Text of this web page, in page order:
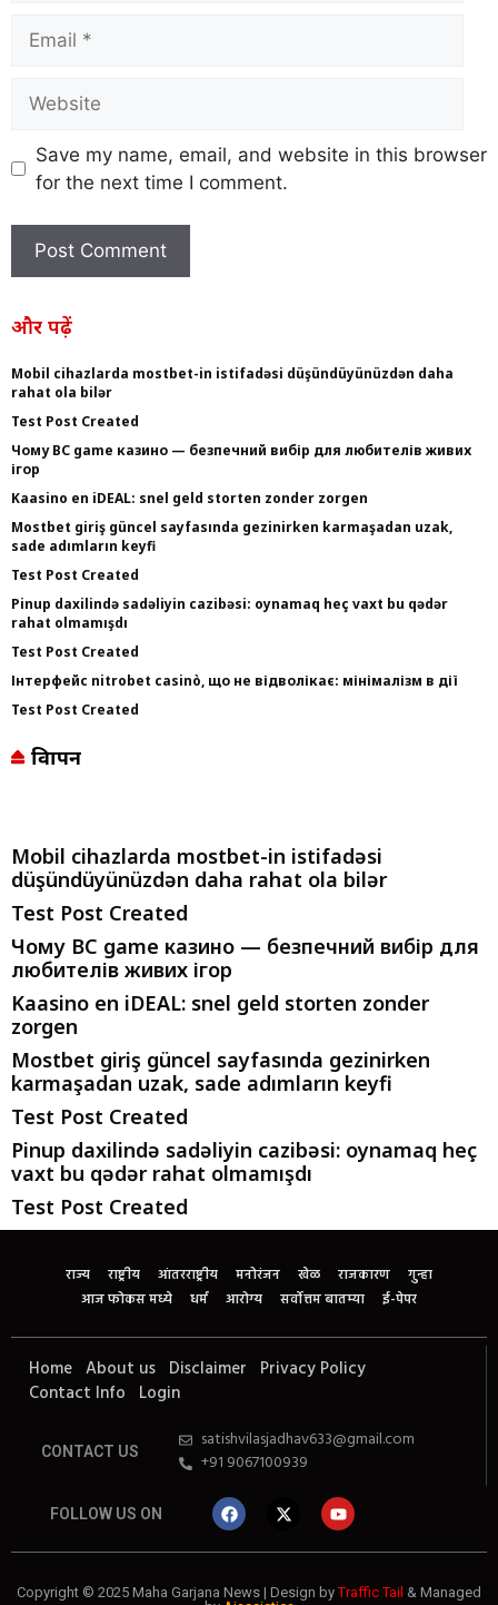
Save my name, email, and website in this browser
for the next time I comment.
और पढ़ें
Mobil cihazlarda mostbet-in istifadəsi düşündüyünüzdən daha
rahat ola bilər
Test Post Created
Чому BC game казино — безпечний вибір для любителів живих
ігор
Kaasino en iDEAL: snel geld storten zonder zorgen
Mostbet giriş güncel sayfasında gezinirken karmaşadan uzak,
sade adımların keyfi
Test Post Created
Pinup daxilində sadəliyin cazibəsi: oynamaq heç vaxt bu qədər
rahat olmamışdı
Test Post Created
Інтерфейс nitrobet casinò, що не відволікає: мінімалізм в дії
Test Post Created
विज्ञापन
Mobil cihazlarda mostbet-in istifadəsi
düşündüyünüzdən daha rahat ola bilər
Test Post Created
Чому BC game казино — безпечний вибір для
любителів живих ігор
Kaasino en iDEAL: snel geld storten zonder
zorgen
Mostbet giriş güncel sayfasında gezinirken
karmaşadan uzak, sade adımların keyfi
Test Post Created
Pinup daxilində sadəliyin cazibəsi: oynamaq heç
vaxt bu qədər rahat olmamışdı
Test Post Created
राज्य राष्ट्रीय आंतरराष्ट्रीय मनोरंजन खेळ राजकारण
गुन्हा
आज फोकस मध्ये
धर्म आरोग्य सर्वोत्तम बातम्या ई-पेपर
Home About us Disclaimer Privacy Policy
Contact Info Login
CONTACT US
satishvilasjadhav633@gmail.com
+91 9067100939
FOLLOW US ON
Copyright © 2025 Maha Garjana News | Design byTraffic Tail & Managed